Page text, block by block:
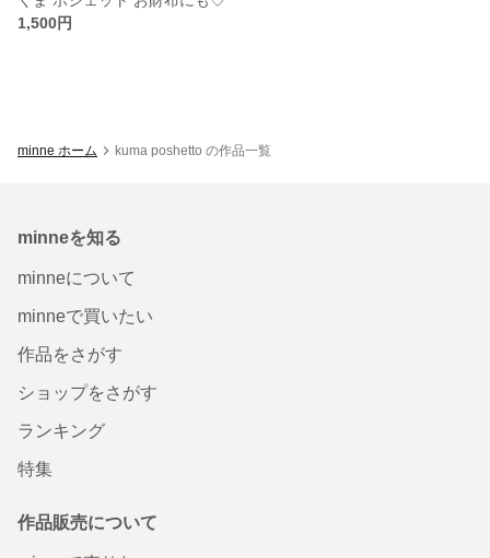
1,500円
minne ホーム kuma poshetto の作品一覧
minneを知る
minneについて
minneで買いたい
作品をさがす
ショップをさがす
ランキング
特集
作品販売について